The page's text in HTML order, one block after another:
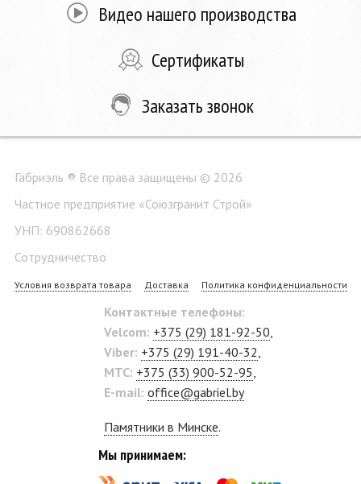
Видео нашего производства
Сертификаты
Заказать звонок
Габриэль ® Все права защищены © 2026
Частное предприятие «Союзгранит Строй»
УНП: 690862668
Сотрудничество
Условия возврата товара Доставка Политика конфиденциальности
Контактные телефоны:
Velcom: +375 (29) 181-92-50
Viber: +375 (29) 191-40-32
MTC: +375 (33) 900-52-95
E-mail: office@gabriel.by
Памятники в Минске.
Мы принимаем: